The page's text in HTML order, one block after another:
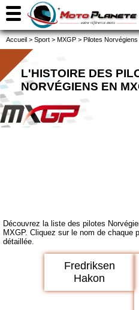
Accueil > Sport > MXGP > Pilotes
L'HISTOIRE DES
NORVÉGIENS EN
Découvrez la liste des pilotes
MXGP. Cliquez sur le nom de chaque
détaillée.
Fredriksen
Hakon